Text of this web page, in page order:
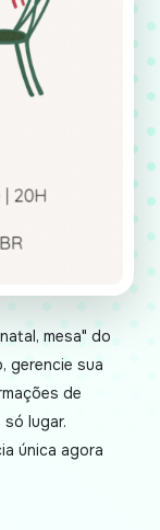
mesa" do
gerencie sua
de
lugar.
única agora